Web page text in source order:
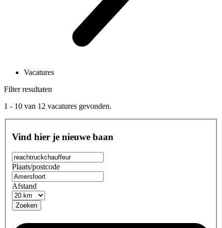
Vacatures
Filter resultaten
1 - 10 van 12 vacatures gevonden.
Vind hier je nieuwe baan
Plaats/postcode
Afstand
Zoeken